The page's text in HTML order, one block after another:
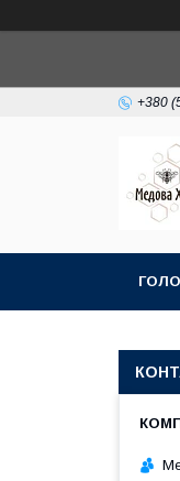
+380